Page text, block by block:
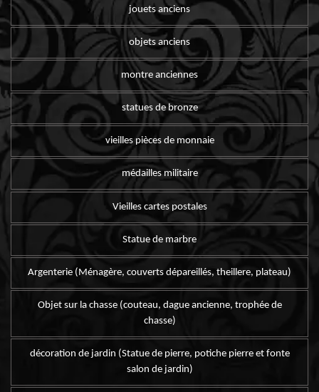
jouets anciens
objets anciens
montre anciennes
statues de bronze
vieilles pièces de monnaie
médailles militaire
Vieilles cartes postales
Statue de marbre
Argenterie (Ménagère, couverts dépareillés, theillere, plateau)
Objet sur la chasse (couteau, dague ancienne, trophée de
chasse)
décoration de jardin (Statue de pierre, potiche pierre et fonte
salon de jardin)